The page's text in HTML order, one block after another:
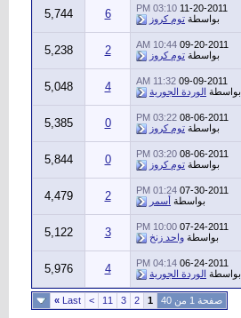
11-20-2011
03:10 PM
بواسطة توم كروز 6
5,744
09-20-2011
10:44 AM
بواسطة توم كروز 2
5,238
09-09-2011
11:32 AM
بواسطة الوردة الجورية 4
5,048
08-06-2011
03:22 PM
بواسطة توم كروز 0
5,385
08-06-2011
03:20 PM
بواسطة توم كروز 0
5,844
07-30-2011
01:24 PM
بواسطة أسمر 2
4,479
07-24-2011
10:00 PM
بواسطة واحد زنخ 3
5,122
06-24-2011
04:14 PM
بواسطة الوردة الجورية 4
5,976
صفحة 1 من 40 1
2
3
11
>
Last
»